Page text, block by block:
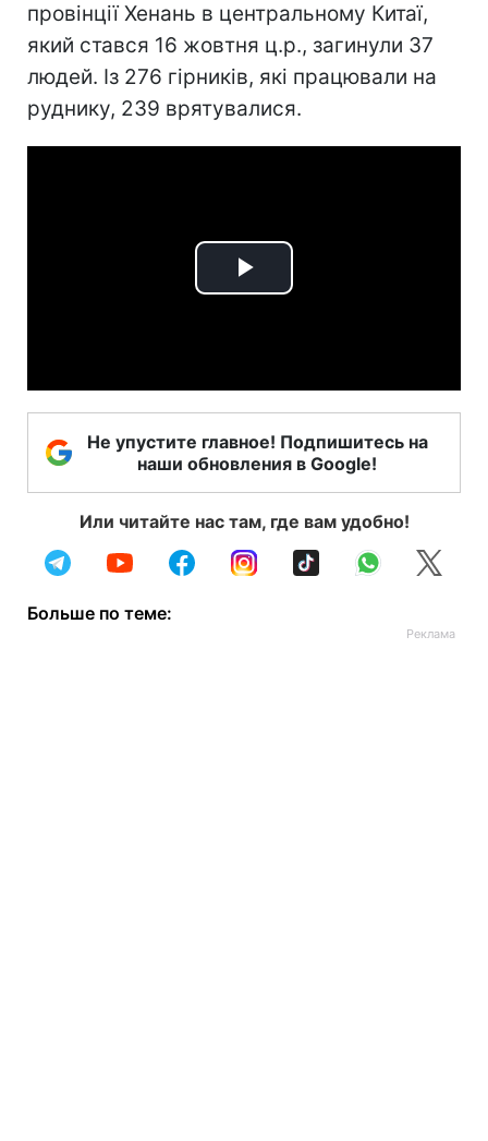
провінції Хенань в центральному Китаї,
який стався 16 жовтня ц.р., загинули 37
людей. Із 276 гірників, які працювали на
руднику, 239 врятувалися.
Play
Не упустите главное! Подпишитесь на
наши обновления в Google!
Или читайте нас там, где вам удобно!
Больше по теме: